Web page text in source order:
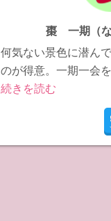
棗 一期（
何気ない景色に潜ん
のが得意。一期一会
続きを読む